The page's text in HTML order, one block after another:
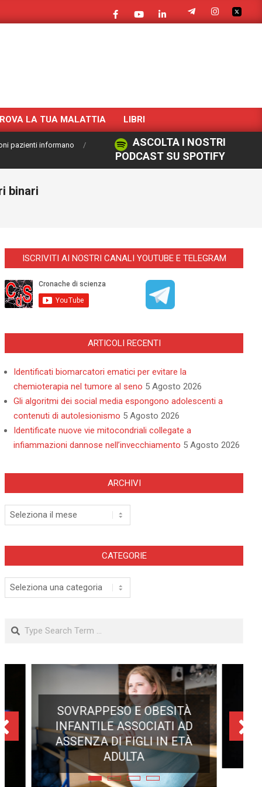
LA TUA MALATTIA LIBRI
pazienti informano
ASCOLTA I NOSTRI
PODCAST SU SPOTIFY
binari
ISCRIVITI AI NOSTRI CANALI YOUTUBE E TELEGRAM
ARTICOLI RECENTI
Identificati biomarcatori ematici per evitare la
chemioterapia nel tumore al seno 5 Agosto 2026
Gli algoritmi dei social media espongono adolescenti a
contenuti di autolesionismo 5 Agosto 2026
Identificate nuove vie mitocondriali collegate a
infiammazioni dannose nell’invecchiamento 5 Agosto 2026
ARCHIVI
Archivi
CATEGORIE
Categorie
Search
ECLISSE TOTALE DEL 12
AGOSTO 2026: DOVE SI
POTRÀ VEDERE